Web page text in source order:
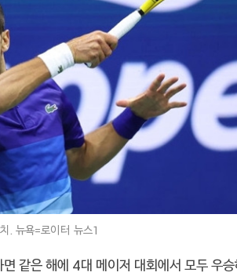
. 뉴욕=로이터 뉴스1
같은 해에 4대 메이저 대회에서 모두 우